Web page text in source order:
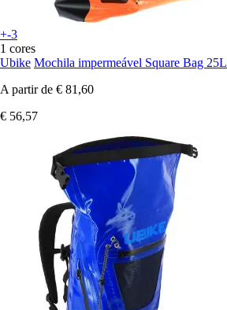
+-3
1 cores
Ubike Mochila impermeável Square Bag 25L
A partir de € 81,60
€ 56,57